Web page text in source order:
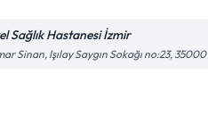
Sağlık Hastanesi İzmir
Sinan, Işılay Saygın Sokağı no:23, 35000